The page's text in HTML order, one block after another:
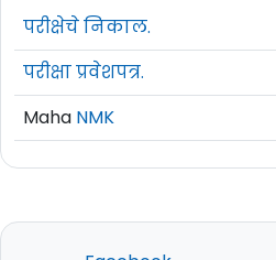
For more details, visit
www.psbindia.com
परीक्षेचे निकाल.
परीक्षा प्रवेशपत्र.
Maha NMK